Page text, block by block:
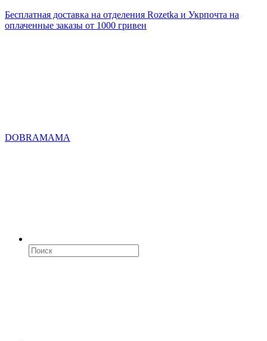
Бесплатная доставка на отделения Rozetka и Укрпочта на
оплаченные заказы от 1000 гривен
DOBRAMAMA